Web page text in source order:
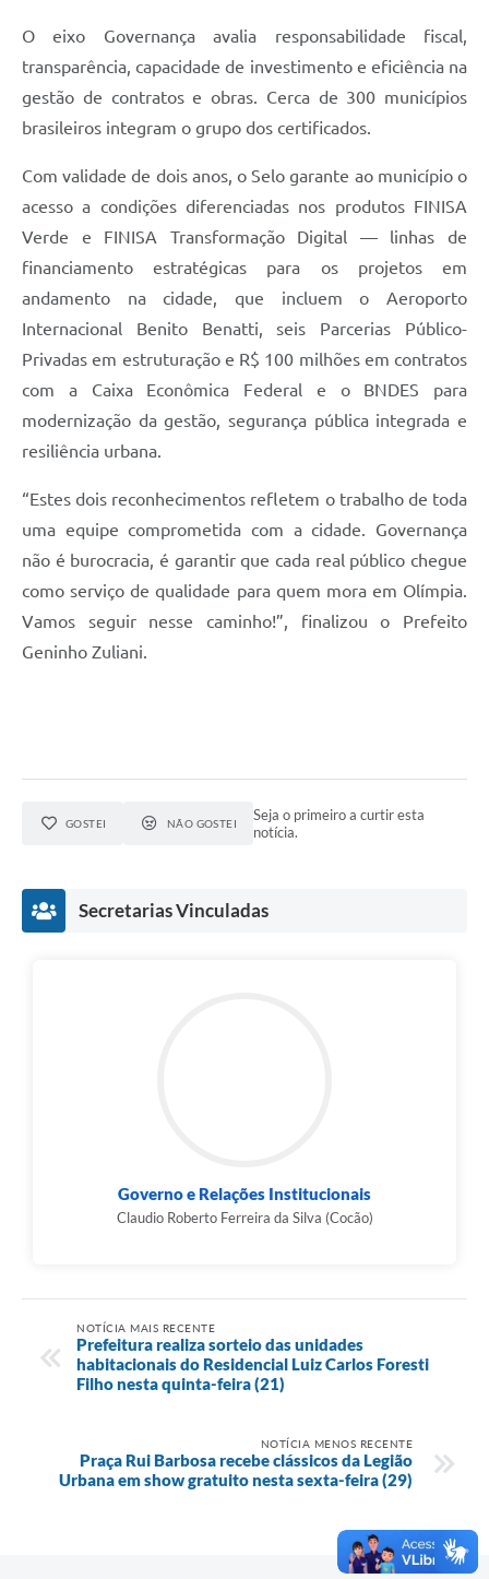
O eixo Governança avalia responsabilidade fiscal,
transparência, capacidade de investimento e eficiência na
gestão de contratos e obras. Cerca de 300 municípios
brasileiros integram o grupo dos certificados.
Com validade de dois anos, o Selo garante ao município o
acesso a condições diferenciadas nos produtos FINISA
Verde e FINISA Transformação Digital — linhas de
financiamento estratégicas para os projetos em
andamento na cidade, que incluem o Aeroporto
Internacional Benito Benatti, seis Parcerias Público-
Privadas em estruturação e R$ 100 milhões em contratos
com a Caixa Econômica Federal e o BNDES para
modernização da gestão, segurança pública integrada e
resiliência urbana.
“Estes dois reconhecimentos refletem o trabalho de toda
uma equipe comprometida com a cidade. Governança
não é burocracia, é garantir que cada real público chegue
como serviço de qualidade para quem mora em Olímpia.
Vamos seguir nesse caminho!”, finalizou o Prefeito
Geninho Zuliani.
GOSTEI NÃO GOSTEI
Seja o primeiro a curtir esta
notícia.
Secretarias Vinculadas
Governo e Relações Institucionais
Claudio Roberto Ferreira da Silva (Cocão)
NOTÍCIA MAIS RECENTE
Prefeitura realiza sorteio das unidades
habitacionais do Residencial Luiz Carlos Foresti
Filho nesta quinta-feira (21)
NOTÍCIA MENOS RECENTE
Praça Rui Barbosa recebe clássicos da Legião
Urbana em show gratuito nesta sexta-feira (29)